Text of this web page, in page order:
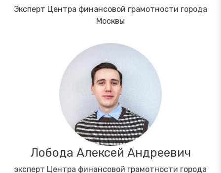
Эксперт Центра финансовой грамотности города
Москвы
Лобода Алексей Андреевич
эксперт Центра финансовой грамотности города